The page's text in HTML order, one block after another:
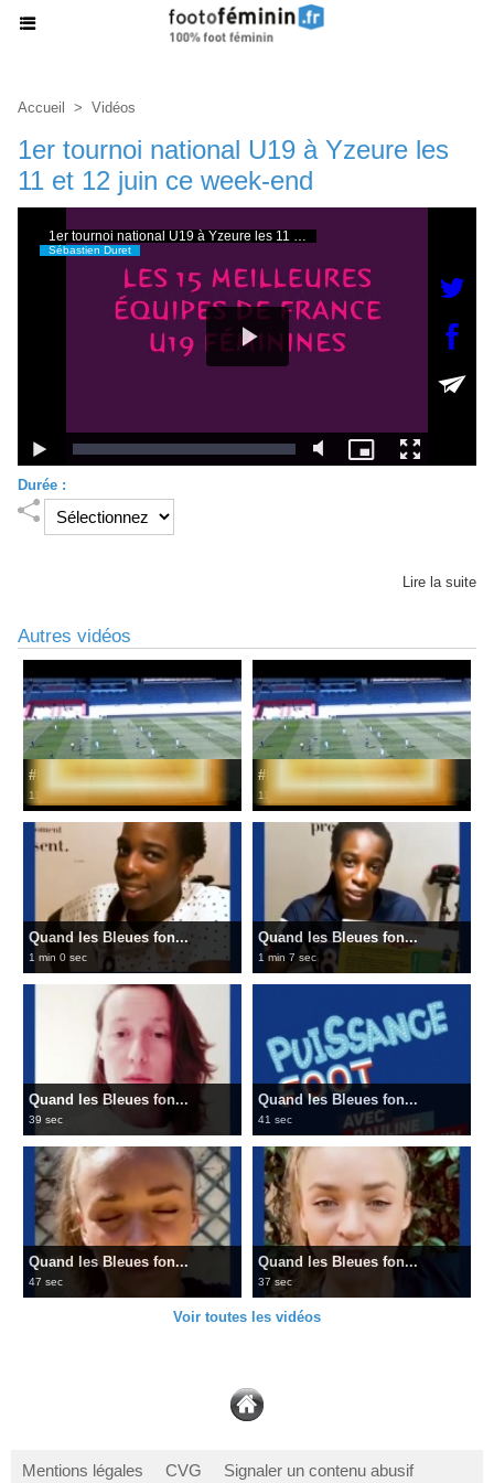
Accueil > Vidéos
1er tournoi national U19 à Yzeure les
11 et 12 juin ce week-end
Durée :
Lire la suite
Autres vidéos
#D2F - Groupe B - J1...
11 sec
#D2F - Groupe B - J1...
11 sec
Quand les Bleues fon...
1 min 0 sec
Quand les Bleues fon...
1 min 7 sec
Quand les Bleues fon...
39 sec
Quand les Bleues fon...
41 sec
Quand les Bleues fon...
47 sec
Quand les Bleues fon...
37 sec
Voir toutes les vidéos
Mentions légales CVG
Signaler un contenu abusif